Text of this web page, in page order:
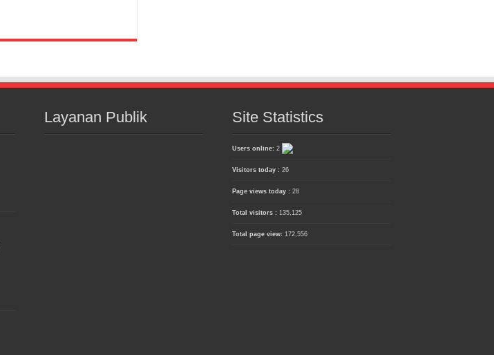
Layanan Publik Site Statistics
Users online: 2
Visitors today : 26
Page views today : 28
Total visitors : 135,125
Total page view: 172,556